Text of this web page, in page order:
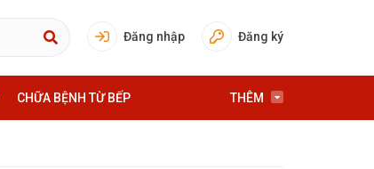
Đăng nhập Đăng ký
CHỮA BỆNH TỪ BẾP THÊM